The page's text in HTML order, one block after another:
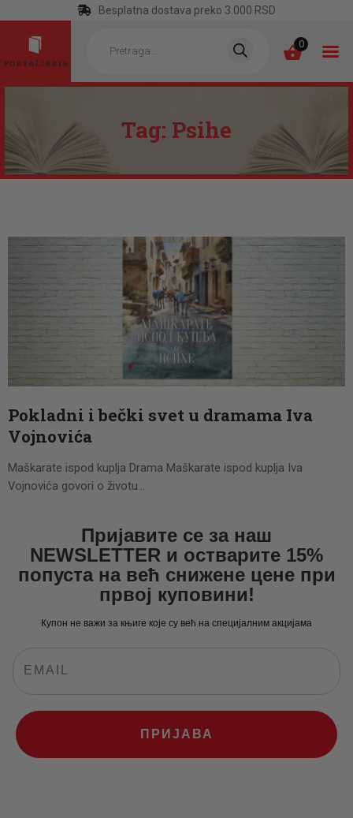
Besplatna dostava preko 3.000 RSD
search 0
Tag: Psihe
POČETNA
KATEGORIJE
OTRGNUTO OD
ZABORAVA
AUTORI
AKTUELNOSTI
CENOVNIK
PISMO
Pokladni i bečki svet u dramama Iva
Vojnovića
Maškarate ispod kuplja Drama Maškarate ispod kuplja Iva
Vojnovića govori o životu…
Пријавите се за наш
NEWSLETTER и остварите 15%
попуста на већ снижене цене при
првој куповини!
Купон не важи за књиге које су већ на специјалним акцијама
ПРИЈАВА